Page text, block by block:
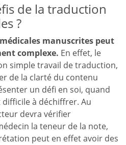
de la traduction
?
manuscrites peut
complexe. En effet, le
simple travail de traduction,
de la clarté du contenu
un défi en soi, quand
difficile à déchiffrer. Au
devra vérifier
la teneur de la note,
peut en effet avoir des